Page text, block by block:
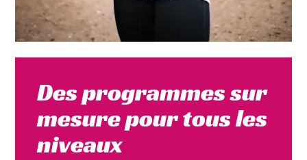
Des programmes sur
mesure pour tous les
niveaux